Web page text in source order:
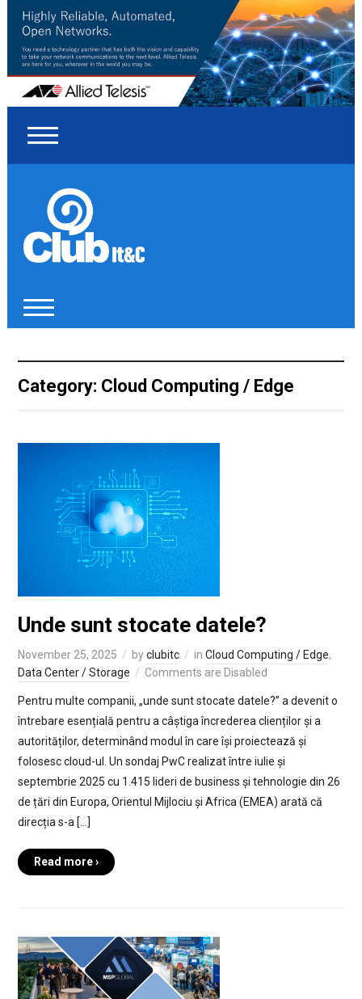
Category: Cloud Computing / Edge
Unde sunt stocate datele?
November 25, 2025 byclubitc in Cloud Computing / Edge,
Data Center / Storage
Comments are Disabled
Pentru multe companii, „unde sunt stocate datele?” a devenit o
întrebare esențială pentru a câștiga încrederea clienților și a
autorităților, determinând modul în care își proiectează și
folosesc cloud-ul. Un sondaj PwC realizat între iulie și
septembrie 2025 cu 1.415 lideri de business și tehnologie din 26
de țări din Europa, Orientul Mijlociu și Africa (EMEA) arată că
direcția s-a […]
Read more ›